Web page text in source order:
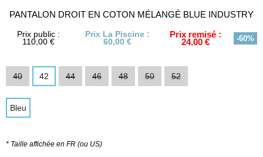
PANTALON DROIT EN COTON MÉLANGÉ BLUE INDUSTRY
Prix public :
110,00 €
Prix La Piscine :
60,00 €
Prix remisé :
24,00 € -60%
40 42 44 46 48 50 52
Bleu
* Taille affichée en FR (ou US)